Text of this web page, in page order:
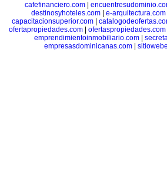
cafefinanciero.com
destinosyhoteles.com
e-arquitectura.com
capacitacionsuperior.com
ofertapropiedades.com
ofertaspropiedades.com
emprendimientoinmobiliario.com|
empresasdominicanas.com|